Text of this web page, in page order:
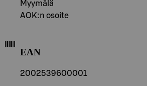
Myymälä
AOK:n osoite
EAN
2002539600001